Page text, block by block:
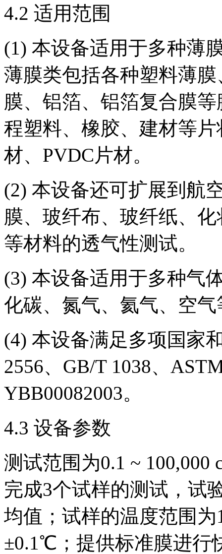
4.2 适用范围
(1) 本设备适用于多种薄
薄膜类包括各种塑料薄
膜、铝箔、铝箔复合膜
程塑料、橡胶、建材等
材、PVDC片材。
(2) 本设备还可扩展到航
膜、玻纤布、玻纤纸、
等材料的透气性测试。
(3) 本设备适用于多种气
化碳、氮气、氦气、空气
(4) 本设备满足多项国家
2556、GB/T 1038、
YBB00082003。
4.3 设备参数
测试范围为0.1 ~ 100,000
完成3个试样的测试，试
均值；试样的温度范围
±0.1℃；提供标准膜进行